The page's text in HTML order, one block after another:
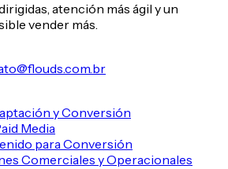
atención más ágil y un
vender más.
y Conversión
Media
para Conversión
Comerciales y Operacionales